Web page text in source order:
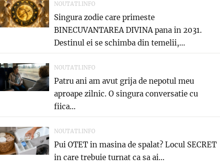
NOUTATI.INFO
Singura zodie care primeste
BINECUVANTAREA DIVINA pana in 2031.
Destinul ei se schimba din temelii,...
NOUTATI.INFO
Patru ani am avut grija de nepotul meu
aproape zilnic. O singura conversatie cu
fiica...
NOUTATI.INFO
Pui OTET in masina de spalat? Locul SECRET
in care trebuie turnat ca sa ai...